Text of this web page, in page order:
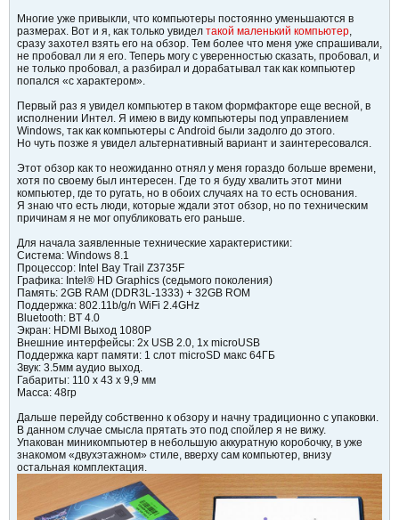
Многие уже привыкли, что компьютеры постоянно уменьшаются в
размерах. Вот и я, как только увидел такой маленький компьютер,
сразу захотел взять его на обзор. Тем более что меня уже спрашивали,
не пробовал ли я его. Теперь могу с уверенностью сказать, пробовал, и
не только пробовал, а разбирал и дорабатывал так как компьютер
попался «с характером».
Первый раз я увидел компьютер в таком формфакторе еще весной, в
исполнении Интел. Я имею в виду компьютеры под управлением
Windows, так как компьютеры с Android были задолго до этого.
Но чуть позже я увидел альтернативный вариант и заинтересовался.
Этот обзор как то неожиданно отнял у меня гораздо больше времени,
хотя по своему был интересен. Где то я буду хвалить этот мини
компьютер, где то ругать, но в обоих случаях на то есть основания.
Я знаю что есть люди, которые ждали этот обзор, но по техническим
причинам я не мог опубликовать его раньше.
Для начала заявленные технические характеристики:
Система: Windows 8.1
Процессор: Intel Bay Trail Z3735F
Графика: Intel® HD Graphics (седьмого поколения)
Память: 2GB RAM (DDR3L-1333) + 32GB ROM
Поддержка: 802.11b/g/n WiFi 2.4GHz
Bluetooth: BT 4.0
Экран: HDMI Выход 1080P
Внешние интерфейсы: 2x USB 2.0, 1x microUSB
Поддержка карт памяти: 1 слот microSD макс 64ГБ
Звук: 3.5мм аудио выход.
Габариты: 110 x 43 x 9,9 мм
Масса: 48гр
Дальше перейду собственно к обзору и начну традиционно с упаковки.
В данном случае смысла прятать это под спойлер я не вижу.
Упакован миникомпьютер в небольшую аккуратную коробочку, в уже
знакомом «двухэтажном» стиле, вверху сам компьютер, внизу
остальная комплектация.